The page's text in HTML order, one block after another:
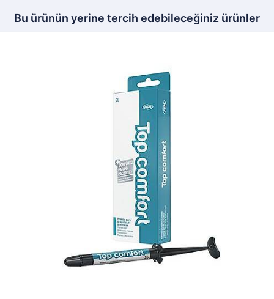
Bu ürünün yerine tercih edebileceğiniz ürünler